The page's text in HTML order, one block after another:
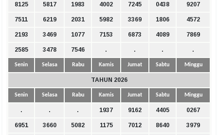
8125 5817 1983 4002 7245 0438 9207
7511 6219 2031 5982 3369 1806 4572
2193 3469 1077 7153 6873 4089 7869
2585 3478 7546 . . . .
Senin Selasa Rabu Kamis Jumat Sabtu Minggu
TAHUN 2026
Senin Selasa Rabu Kamis Jumat Sabtu Minggu
. . . 1937 9162 4405 0267
6951 3660 5082 1175 7012 8640 3979